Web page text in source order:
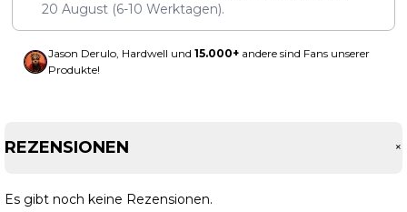
20 August (6-10 Werktagen).
Jason Derulo, Hardwell und 15.000+ andere sind Fans unserer
Produkte!
REZENSIONEN +
Es gibt noch keine Rezensionen.